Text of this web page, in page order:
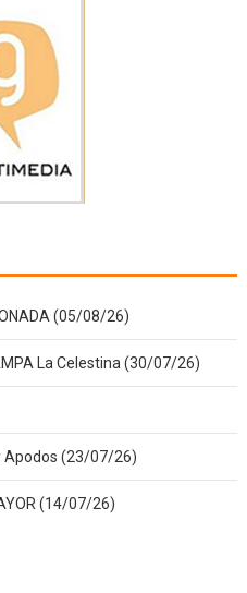
(05/08/26)
La Celestina (30/07/26)
Apodos (23/07/26)
(14/07/26)